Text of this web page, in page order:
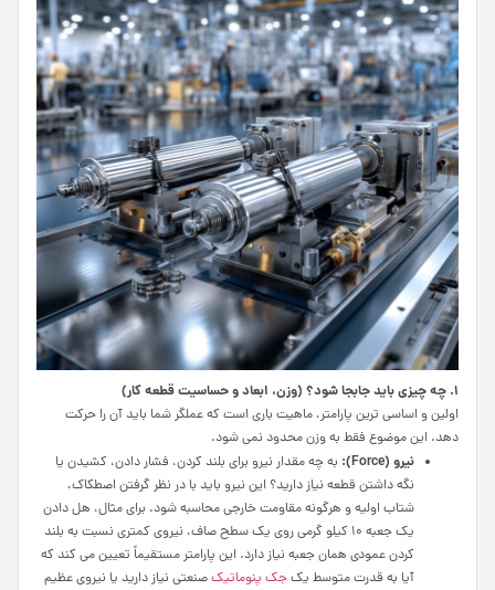
۱. چه چیزی باید جابجا شود؟ (وزن، ابعاد و حساسیت قطعه کار)
اولین و اساسی ترین پارامتر، ماهیت باری است که عملگر شما باید آن را حرکت
دهد. این موضوع فقط به وزن محدود نمی شود.
نیرو (Force
): به چه مقدار نیرو برای بلند کردن، فشار دادن، کشیدن یا
نگه داشتن قطعه نیاز دارید؟ این نیرو باید با در نظر گرفتن اصطکاک،
شتاب اولیه و هرگونه مقاومت خارجی محاسبه شود. برای مثال، هل دادن
یک جعبه ۱۰ کیلو گرمی روی یک سطح صاف، نیروی کمتری نسبت به بلند
کردن عمودی همان جعبه نیاز دارد. این پارامتر مستقیماً تعیین می کند که
آیا به قدرت متوسط یکجک پنوماتیکصنعتی نیاز دارید یا نیروی عظیم